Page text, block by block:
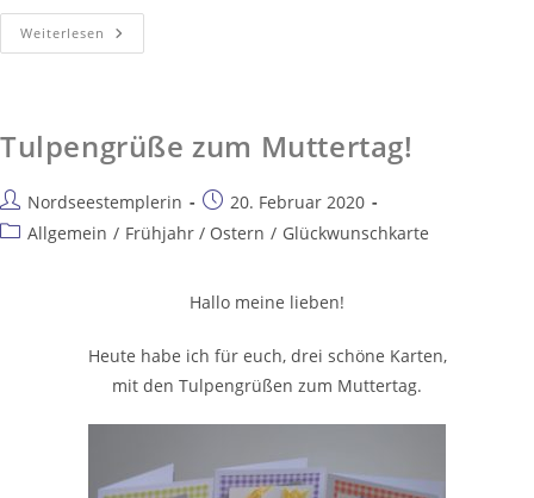
Weiterlesen
Tulpengrüße zum Muttertag!
Nordseestemplerin
20. Februar 2020
Allgemein / Frühjahr / Ostern / Glückwunschkarte
Hallo meine lieben!
Heute habe ich für euch, drei schöne Karten,
mit den Tulpengrüßen zum Muttertag.